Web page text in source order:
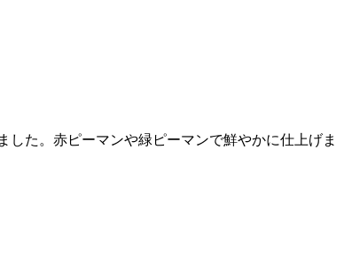
た。赤ピーマンや緑ピーマンで鮮やかに仕上げま